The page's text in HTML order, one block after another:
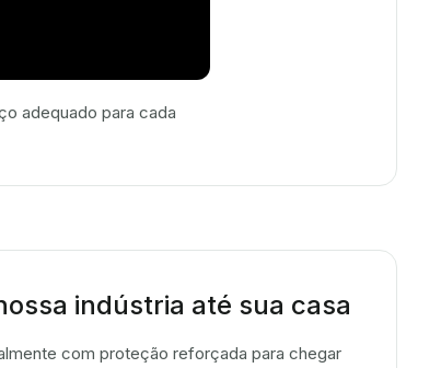
adequado para cada
indústria até sua casa
com proteção reforçada para chegar